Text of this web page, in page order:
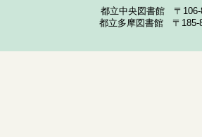
都立中央図書館 〒
都立多摩図書館 〒185-